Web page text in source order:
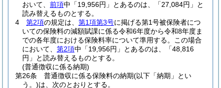
おいて、 前項中「19,956円」とあるのは、「27,084円」と
読み替えるものとする。
4
第2項の規定は、 第1項第3号に掲げる第1号被保険者につ
いての保険料の減額賦課に係る令和6年度から令和8年度ま
での各年度における保険料率について準用する。
この場合
において、 第2項中「19,956円」とあるのは、「48,816
円」と読み替えるものとする。
(普通徴収に係る納期)
第26条
普通徴収に係る保険料の納期(以下「納期」とい
う。)は、次のとおりとする。